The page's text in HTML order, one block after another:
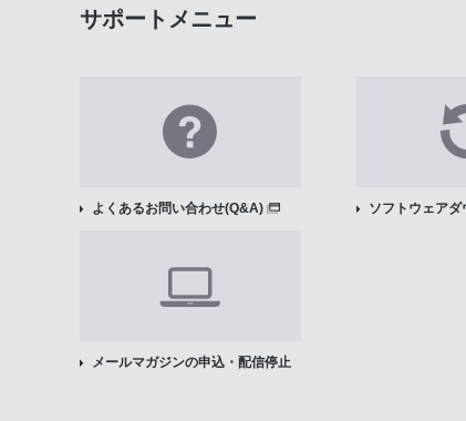
サポートメニュー
よくあるお問い合わせ(Q&A) ソフトウェアダ
メールマガジンの申込・配信停止